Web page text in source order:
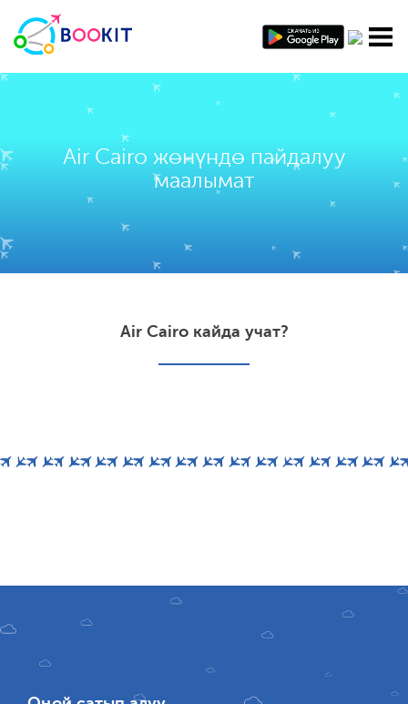
Air Cairo жөнүндө пайдалуу
маалымат
Air Cairo кайда учат?